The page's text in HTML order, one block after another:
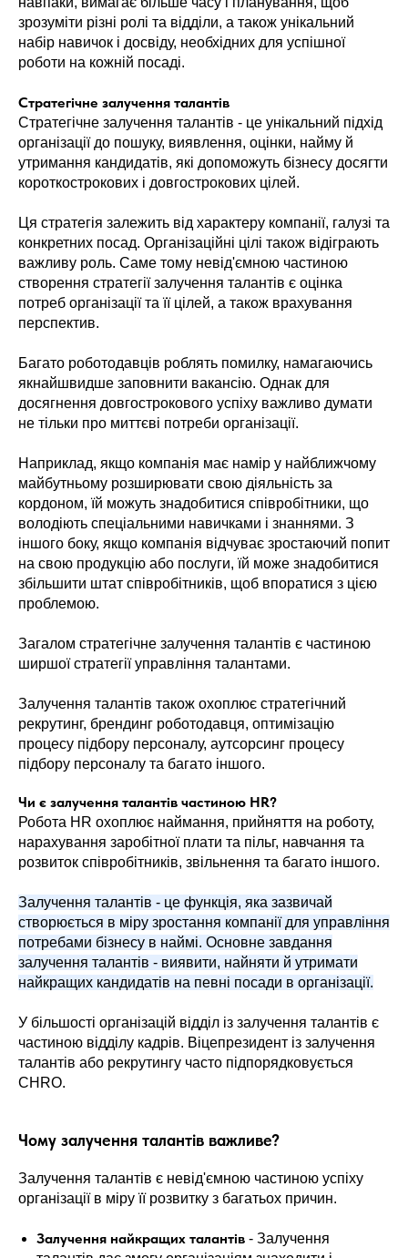
зрозуміти різні ролі та відділи, а також унікальний
набір навичок і досвіду, необхідних для успішної
роботи на кожній посаді.
Стратегічне залучення талантів
Стратегічне залучення талантів - це унікальний підхід
організації до пошуку, виявлення, оцінки, найму й
утримання кандидатів, які допоможуть бізнесу досягти
короткострокових і довгострокових цілей.
Ця стратегія залежить від характеру компанії, галузі та
конкретних посад. Організаційні цілі також відіграють
важливу роль. Саме тому невід'ємною частиною
створення стратегії залучення талантів є оцінка
потреб організації та її цілей, а також врахування
перспектив.
Багато роботодавців роблять помилку, намагаючись
якнайшвидше заповнити вакансію. Однак для
досягнення довгострокового успіху важливо думати
не тільки про миттєві потреби організації.
Наприклад, якщо компанія має намір у найближчому
майбутньому розширювати свою діяльність за
кордоном, їй можуть знадобитися співробітники, що
володіють спеціальними навичками і знаннями. З
іншого боку, якщо компанія відчуває зростаючий попит
на свою продукцію або послуги, їй може знадобитися
збільшити штат співробітників, щоб впоратися з цією
проблемою.
Загалом стратегічне залучення талантів є частиною
ширшої стратегії управління талантами.
Залучення талантів також охоплює стратегічний
рекрутинг, брендинг роботодавця, оптимізацію
процесу підбору персоналу, аутсорсинг процесу
підбору персоналу та багато іншого.
Чи є залучення талантів частиною HR?
Робота HR охоплює наймання, прийняття на роботу,
нарахування заробітної плати та пільг, навчання та
розвиток співробітників, звільнення та багато іншого.
Залучення талантів - це функція, яка зазвичай
створюється в міру зростання компанії для управління
потребами бізнесу в наймі. Основне завдання
залучення талантів - виявити, найняти й утримати
найкращих кандидатів на певні посади в організації.
У більшості організацій відділ із залучення талантів є
частиною відділу кадрів. Віцепрезидент із залучення
талантів або рекрутингу часто підпорядковується
CHRO.
Чому залучення талантів важливе?
Залучення талантів є невід'ємною частиною успіху
організації в міру її розвитку з багатьох причин.
Залучення найкращих талантів - Залучення